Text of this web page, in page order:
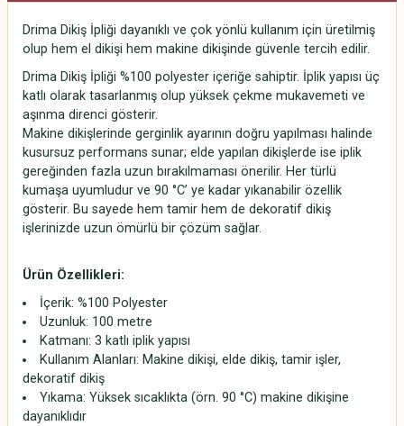
Drima Dikiş İpliği dayanıklı ve çok yönlü kullanım için üretilmiş
olup hem el dikişi hem makine dikişinde güvenle tercih edilir.
Drima Dikiş İpliği %100 polyester içeriğe sahiptir. İplik yapısı üç
katlı olarak tasarlanmış olup yüksek çekme mukavemeti ve
aşınma direnci gösterir.
Makine dikişlerinde gerginlik ayarının doğru yapılması halinde
kusursuz performans sunar; elde yapılan dikişlerde ise iplik
gereğinden fazla uzun bırakılmaması önerilir. Her türlü
kumaşa uyumludur ve 90 °C’ ye kadar yıkanabilir özellik
gösterir. Bu sayede hem tamir hem de dekoratif dikiş
işlerinizde uzun ömürlü bir çözüm sağlar.
Ürün Özellikleri:
İçerik: %100 Polyester
Uzunluk: 100 metre
Katmanı: 3 katlı iplik yapısı
Kullanım Alanları: Makine dikişi, elde dikiş, tamir işler,
dekoratif dikiş
Yıkama: Yüksek sıcaklıkta (örn. 90 °C) makine dikişine
dayanıklıdır